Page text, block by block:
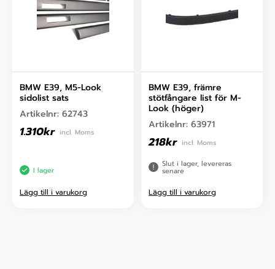
BMW E39, M5-Look
sidolist sats
Artikelnr: 62743
1.310kr incl. Moms
I lager
Lägg till i varukorg
BMW E39, främre
stötfångare list för M-
Look (höger)
Artikelnr: 63971
218kr incl. Moms
Slut i lager, levereras
senare
Lägg till i varukorg